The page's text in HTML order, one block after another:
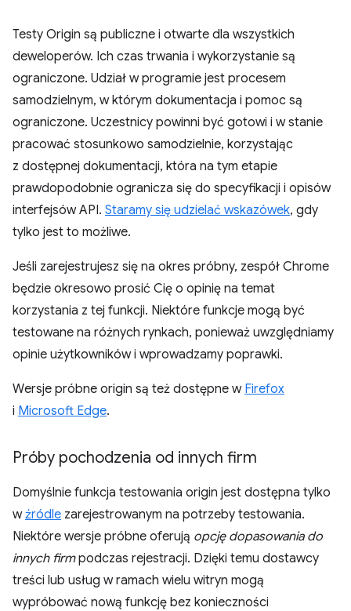
Testy Origin są publiczne i otwarte dla wszystkich
deweloperów. Ich czas trwania i wykorzystanie są
ograniczone. Udział w programie jest procesem
samodzielnym, w którym dokumentacja i pomoc są
ograniczone. Uczestnicy powinni być gotowi i w stanie
pracować stosunkowo samodzielnie, korzystając
z dostępnej dokumentacji, która na tym etapie
prawdopodobnie ogranicza się do specyfikacji i opisów
interfejsów API. Staramy się udzielać wskazówek, gdy
tylko jest to możliwe.
Jeśli zarejestrujesz się na okres próbny, zespół Chrome
będzie okresowo prosić Cię o opinię na temat
korzystania z tej funkcji. Niektóre funkcje mogą być
testowane na różnych rynkach, ponieważ uwzględniamy
opinie użytkowników i wprowadzamy poprawki.
Wersje próbne origin są też dostępne w Firefox
i Microsoft Edge.
Próby pochodzenia od innych firm
Domyślnie funkcja testowania origin jest dostępna tylko
wźródle zarejestrowanym na potrzeby testowania.
Niektóre wersje próbne oferują opcję dopasowania do
innych firmpodczas rejestracji. Dzięki temu dostawcy
treści lub usług w ramach wielu witryn mogą
wypróbować nową funkcję bez konieczności